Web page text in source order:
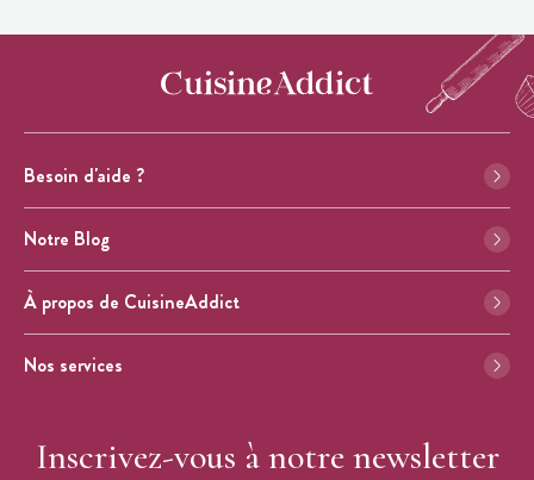
Besoin d'aide ?
Notre Blog
À propos de CuisineAddict
Nos services
Inscrivez-vous à notre newsletter